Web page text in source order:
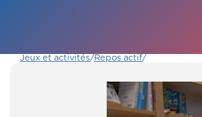
Jeux et activités/Repos actif/